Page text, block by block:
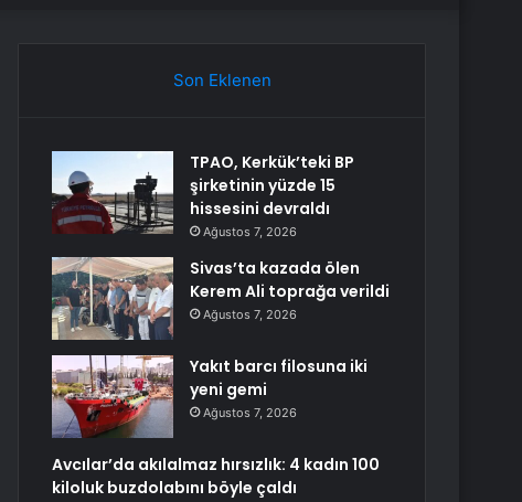
Son Eklenen
TPAO, Kerkük’teki BP
şirketinin yüzde 15
hissesini devraldı
Ağustos 7, 2026
Sivas’ta kazada ölen
Kerem Ali toprağa verildi
Ağustos 7, 2026
Yakıt barcı filosuna iki
yeni gemi
Ağustos 7, 2026
Avcılar’da akılalmaz hırsızlık: 4 kadın 100
kiloluk buzdolabını böyle çaldı